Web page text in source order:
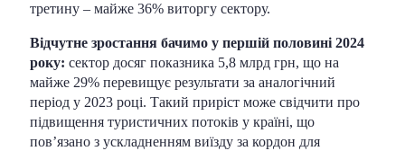
третину – майже 36% виторгу сектору.
Відчутне зростання бачимо у першій половині 2024
року: сектор досяг показника 5,8 млрд грн, що на
майже 29% перевищує результати за аналогічний
період у 2023 році. Такий приріст може свідчити про
підвищення туристичних потоків у країні, що
пов’язано з ускладненням виїзду за кордон для